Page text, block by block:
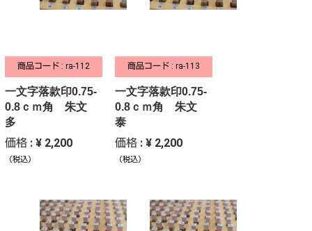
商品コード : ra-112
一文字落款印0.75-
0.8ｃｍ角 朱文
多
価格 : ¥ 2,200
（税込）
商品コード : ra-113
一文字落款印0.75-
0.8ｃｍ角 朱文
泰
価格 : ¥ 2,200
（税込）